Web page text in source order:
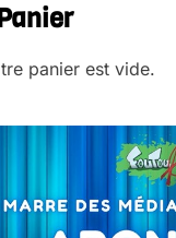
panier est vide.